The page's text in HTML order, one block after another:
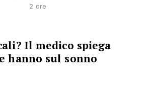
2 ore
Il medico spiega
hanno sul sonno